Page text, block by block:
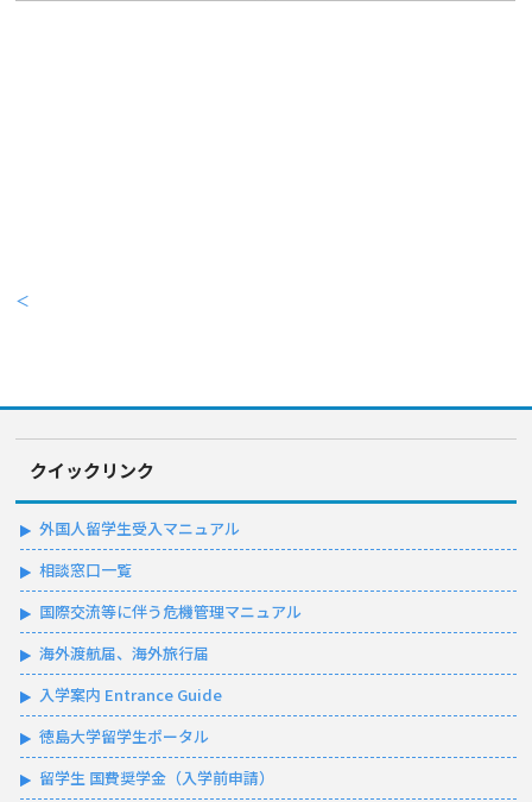
＜
クイックリンク
外国人留学生受入マニュアル
相談窓口一覧
国際交流等に伴う危機管理マニュアル
海外渡航届、海外旅行届
入学案内 Entrance Guide
徳島大学留学生ポータル
留学生 国費奨学金（入学前申請）